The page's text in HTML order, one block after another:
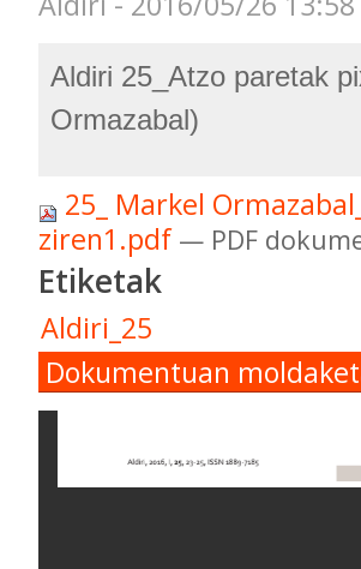
Aldiri 25_Atzo paretak
Ormazabal)
25_ Markel
ziren1.pdf — PDF
Etiketak
Aldiri_25
Dokumentuan